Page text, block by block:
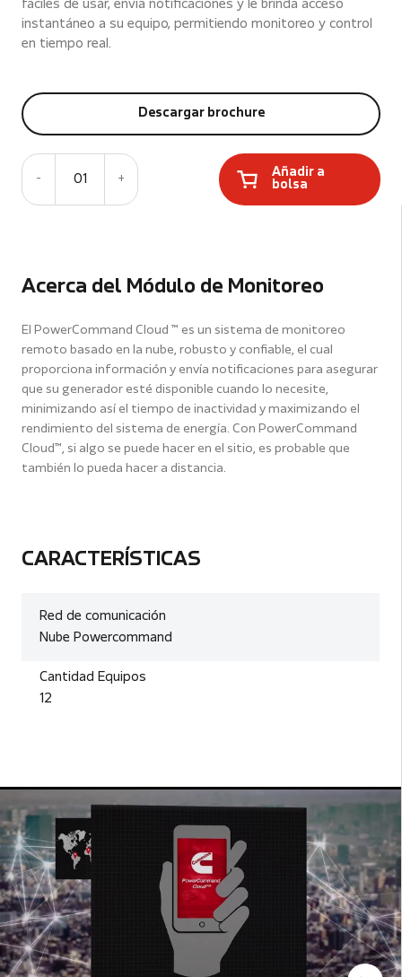
Acerca del Módulo de Monitoreo
El PowerCommand Cloud ™ es un sistema de monitoreo
remoto basado en la nube, robusto y confiable, el cual
proporciona información y envía notificaciones para asegurar
que su generador esté disponible cuando lo necesite,
minimizando así el tiempo de inactividad y maximizando el
rendimiento del sistema de energía. Con PowerCommand
Cloud™, si algo se puede hacer en el sitio, es probable que
también lo pueda hacer a distancia.
CARACTERÍSTICAS
Red de comunicación
Nube Powercommand
Cantidad Equipos
12
fáciles de usar, envía notificaciones y le brinda acceso
instantáneo a su equipo, permitiendo monitoreo y control
en tiempo real.
Descargar brochure
- 01 +
Añadir a
bolsa